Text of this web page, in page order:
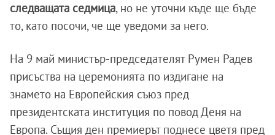
следващата седмица, но не уточни къде ще бъде
то, като посочи, че ще уведоми за него.
На 9 май министър-председателят Румен Радев
присъства на церемонията по издигане на
знамето на Европейския съюз пред
президентската институция по повод Деня на
Европа. Същия ден премиерът поднесе цветя пред